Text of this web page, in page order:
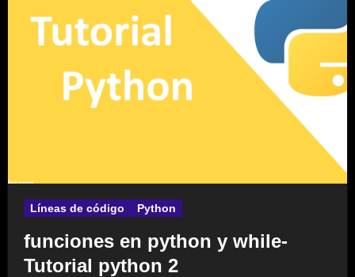
Líneas de código Python
funciones en python y while-
Tutorial python 2